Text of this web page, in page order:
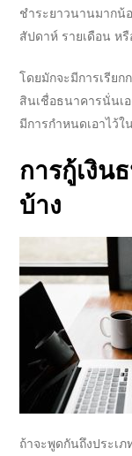
ชำระยาวนานมากน้
สัปดาห์ รายเดือน ห
โดยมักจะมีการเรียก
สินเชื่อธนาคารนั่นเ
มีการกำหนดเอาไว้
การกู้เงิน
บ้าง
ถ้าจะพูดกันถึงประเภ